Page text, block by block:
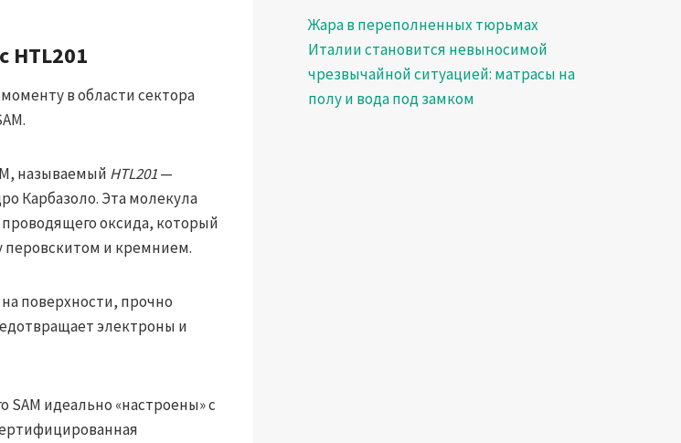
HTL201
в области сектора
называемый HTL201—
Карбазоло. Эта молекула
оксида, который
и кремнием.
поверхности, прочно
электроны и
SAM идеально «настроены» с
Жара в переполненных тюрьмах
Италии становится невыносимой
чрезвычайной ситуацией: матрасы на
полу и вода под замком